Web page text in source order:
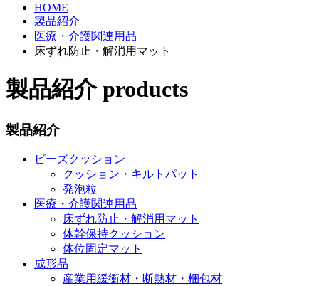
HOME
製品紹介
医療・介護関連用品
床ずれ防止・解消用マット
製品紹介products
製品紹介
ビーズクッション
クッション・キルトパット
発泡粒
医療・介護関連用品
床ずれ防止・解消用マット
体幹保持クッション
体位固定マット
成形品
産業用緩衝材・断熱材・梱包材